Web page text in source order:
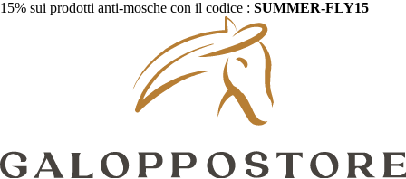
15% sui prodotti anti-mosche con il codice : SUMMER-FLY15